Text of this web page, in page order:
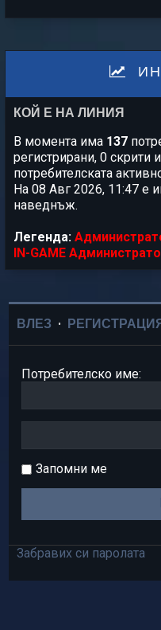
КОЙ Е НА ЛИНИЯ
В момента има 137
регистрирани, 0 скрити
потребителската
На 08 Авг 2026, 11:47 е
наведнъж.
Легенда:
IN-GAME
ВЛЕЗ •
Потребителско име:
Запомни ме
Забравих си паролата